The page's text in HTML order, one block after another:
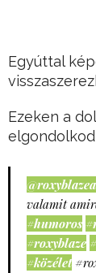
Egyúttal
Ezeken a
valamit
#humoros
#roxyblaze
#közélet